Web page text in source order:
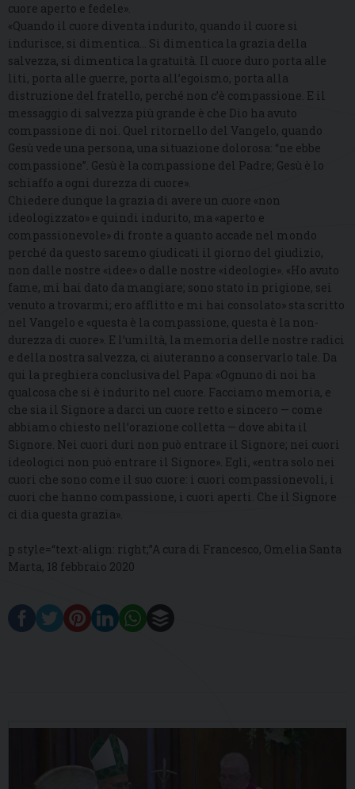
cuore aperto e fedele».
«Quando il cuore diventa indurito, quando il cuore si
indurisce, si dimentica… Si dimentica la grazia della
salvezza, si dimentica la gratuità. Il cuore duro porta alle
liti, porta alle guerre, porta all’egoismo, porta alla
distruzione del fratello, perché non c’è compassione. E il
messaggio di salvezza più grande è che Dio ha avuto
compassione di noi. Quel ritornello del Vangelo, quando
Gesù vede una persona, una situazione dolorosa: “ne ebbe
compassione”. Gesù è la compassione del Padre; Gesù è lo
schiaffo a ogni durezza di cuore».
Chiedere dunque la grazia di avere un cuore «non
ideologizzato» e quindi indurito, ma «aperto e
compassionevole» di fronte a quanto accade nel mondo
perché da questo saremo giudicati il giorno del giudizio,
non dalle nostre «idee» o dalle nostre «ideologie». «Ho avuto
fame, mi hai dato da mangiare; sono stato in prigione, sei
venuto a trovarmi; ero afflitto e mi hai consolato» sta scritto
nel Vangelo e «questa è la compassione, questa è la non-
durezza di cuore». E l’umiltà, la memoria delle nostre radici
e della nostra salvezza, ci aiuteranno a conservarlo tale. Da
qui la preghiera conclusiva del Papa: «Ognuno di noi ha
qualcosa che si è indurito nel cuore. Facciamo memoria, e
che sia il Signore a darci un cuore retto e sincero — come
abbiamo chiesto nell’orazione colletta — dove abita il
Signore. Nei cuori duri non può entrare il Signore; nei cuori
ideologici non può entrare il Signore». Egli, «entra solo nei
cuori che sono come il suo cuore: i cuori compassionevoli, i
cuori che hanno compassione, i cuori aperti. Che il Signore
ci dia questa grazia».
p style=“text-align: right;”A cura di Francesco, Omelia Santa
Marta, 18 febbraio 2020